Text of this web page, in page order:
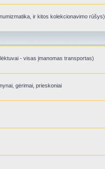
ir kitos kolekcionavimo rūšys)
- visas įmanomas transportas)
gėrimai, prieskoniai